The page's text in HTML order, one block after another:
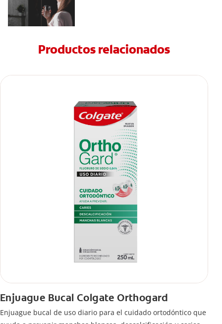
Productos relacionados
Enjuague Bucal Colgate Orthogard
Enjuague bucal de uso diario para el cuidado ortodóntico que